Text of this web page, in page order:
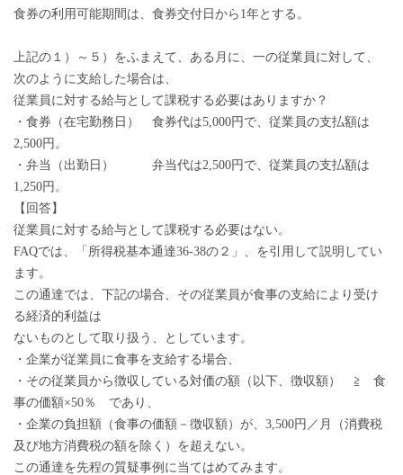
食券の利用可能期間は、食券交付日から1年とする。
上記の１）～５）をふまえて、ある月に、一の従業員に対して、
次のように支給した場合は、
従業員に対する給与として課税する必要はありますか？
・食券（在宅勤務日） 食券代は5,000円で、従業員の支払額は
2,500円。
・弁当（出勤日） 弁当代は2,500円で、従業員の支払額は
1,250円。
【回答】
従業員に対する給与として課税する必要はない。
FAQでは、「所得税基本通達36-38の２」、を引用して説明してい
ます。
この通達では、下記の場合、その従業員が食事の支給により受け
る経済的利益は
ないものとして取り扱う、としています。
・企業が従業員に食事を支給する場合、
・その従業員から徴収している対価の額（以下、徴収額） ≧ 食
事の価額×50％ であり、
・企業の負担額（食事の価額－徴収額）が、3,500円／月（消費税
及び地方消費税の額を除く）を超えない。
この通達を先程の質疑事例に当てはめてみます。